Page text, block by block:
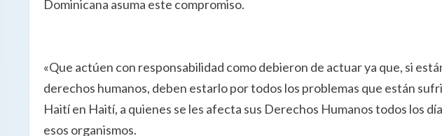
Dominicana asuma este compromiso.
«Que actúen con responsabilidad como debieron de actuar ya que, si
derechos humanos, deben estarlo por todos los problemas que están
Haití en Haití, a quienes se les afecta sus Derechos Humanos todos los
esos organismos.